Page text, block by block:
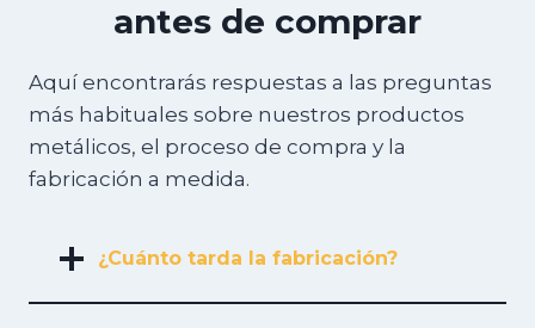
antes de comprar
Aquí encontrarás respuestas a las preguntas
más habituales sobre nuestros productos
metálicos, el proceso de compra y la
fabricación a medida.
¿Cuánto tarda la fabricación?